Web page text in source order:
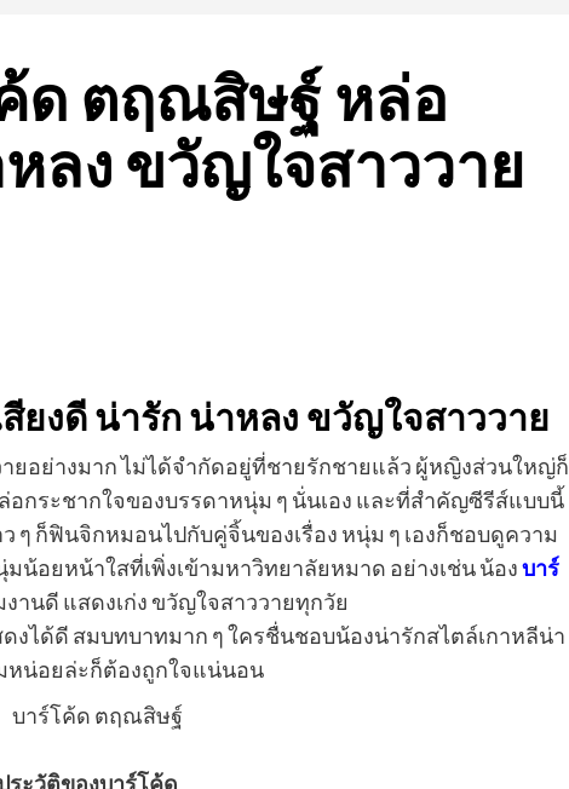
ด ตฤณสิษฐ์ หล่อ
ลง ขวัญใจสาววาย
ยงดี น่ารัก น่าหลง ขวัญใจสาววาย
ยอย่างมาก ไม่ได้จำกัดอยู่ที่ชายรักชายแล้ว ผู้หญิงส่วนใหญ่ก็
กระชากใจของบรรดาหนุ่ม ๆ นั่นเอง และที่สำคัญซีรีส์แบบนี้
ก็ฟินจิกหมอนไปกับคู่จิ้นของเรื่อง หนุ่ม ๆ เองก็ชอบดูความ
น้อยหน้าใสที่เพิ่งเข้ามหาวิทยาลัยหมาด อย่างเช่น น้องบาร์
านดี แสดงเก่ง ขวัญใจสาววายทุกวัย
งได้ดี สมบทบาทมาก ๆ ใครชื่นชอบน้องน่ารักสไตล์เกาหลีน่า
น่อยล่ะก็ต้องถูกใจแน่นอน
ระวัติของบาร์โค้ด